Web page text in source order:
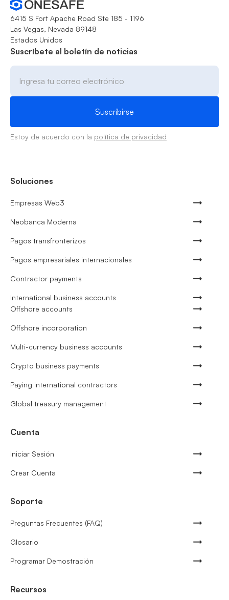
6415 S Fort Apache Road Ste 185 - 1196
Las Vegas, Nevada 89148
Estados Unidos
Suscríbete al boletín de noticias
Estoy de acuerdo con la política de privacidad
Soluciones
Empresas Web3
Neobanca Moderna
Pagos transfronterizos
Pagos empresariales internacionales
Contractor payments
International business accounts
Offshore accounts
Offshore incorporation
Multi-currency business accounts
Crypto business payments
Paying international contractors
Global treasury management
Cuenta
Iniciar Sesión
Crear Cuenta
Soporte
Preguntas Frecuentes (FAQ)
Glosario
Programar Demostración
Recursos